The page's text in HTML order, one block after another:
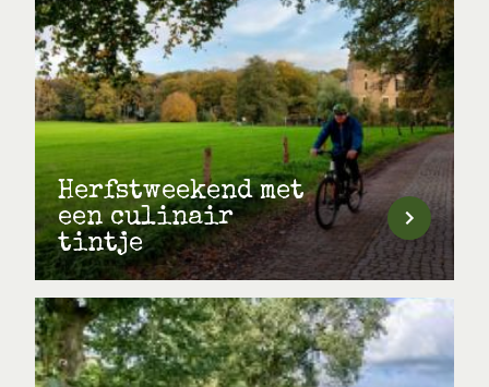
Herfstweekend met
een culinair
tintje